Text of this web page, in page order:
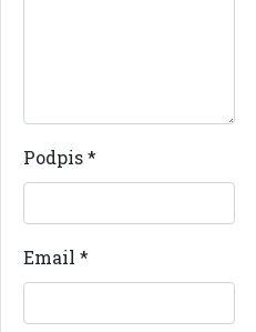
Podpis*
Email *